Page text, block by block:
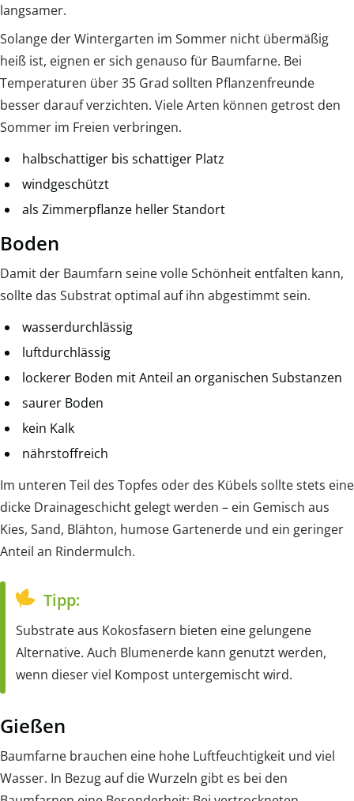
langsamer.
Solange der Wintergarten im Sommer nicht übermäßig
heiß ist, eignen er sich genauso für Baumfarne. Bei
Temperaturen über 35 Grad sollten Pflanzenfreunde
besser darauf verzichten. Viele Arten können getrost den
Sommer im Freien verbringen.
halbschattiger bis schattiger Platz
windgeschützt
als Zimmerpflanze heller Standort
Boden
Damit der Baumfarn seine volle Schönheit entfalten kann,
sollte das Substrat optimal auf ihn abgestimmt sein.
wasserdurchlässig
luftdurchlässig
lockerer Boden mit Anteil an organischen Substanzen
saurer Boden
kein Kalk
nährstoffreich
Im unteren Teil des Topfes oder des Kübels sollte stets eine
dicke Drainageschicht gelegt werden – ein Gemisch aus
Kies, Sand, Blähton, humose Gartenerde und ein geringer
Anteil an Rindermulch.
Tipp:
Substrate aus Kokosfasern bieten eine gelungene
Alternative. Auch Blumenerde kann genutzt werden,
wenn dieser viel Kompost untergemischt wird.
Gießen
Baumfarne brauchen eine hohe Luftfeuchtigkeit und viel
Wasser. In Bezug auf die Wurzeln gibt es bei den